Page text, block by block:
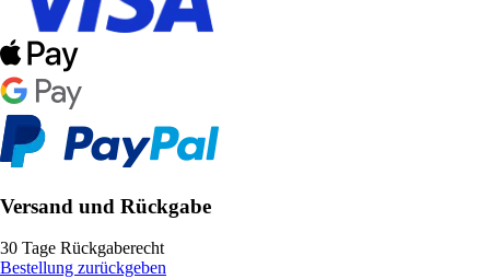
Versand und Rückgabe
30 Tage Rückgaberecht
Bestellung zurückgeben